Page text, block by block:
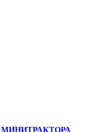
МИНИТРАКТОРА